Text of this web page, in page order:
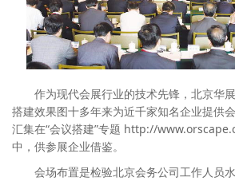
作为现代会展行业的技术先锋，北京华
搭建效果图十多年来为近千家知名企业提供
汇集在“会议搭建”专题 http://
中，供参展企业借鉴。
会场布置是检验北京会务公司工作人员